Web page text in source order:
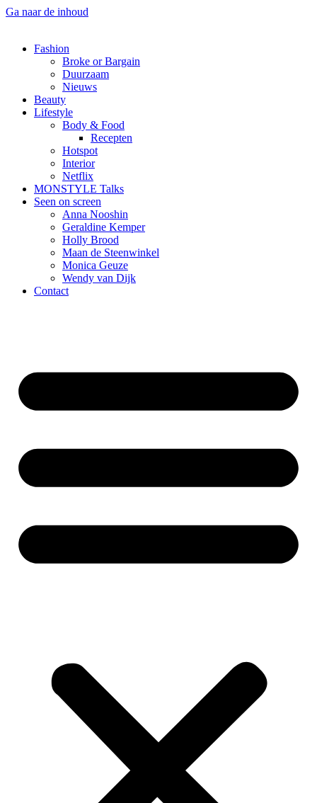
Ga naar de inhoud
Fashion
Broke or Bargain
Duurzaam
Nieuws
Beauty
Lifestyle
Body & Food
Recepten
Hotspot
Interior
Netflix
MONSTYLE Talks
Seen on screen
Anna Nooshin
Geraldine Kemper
Holly Brood
Maan de Steenwinkel
Monica Geuze
Wendy van Dijk
Contact